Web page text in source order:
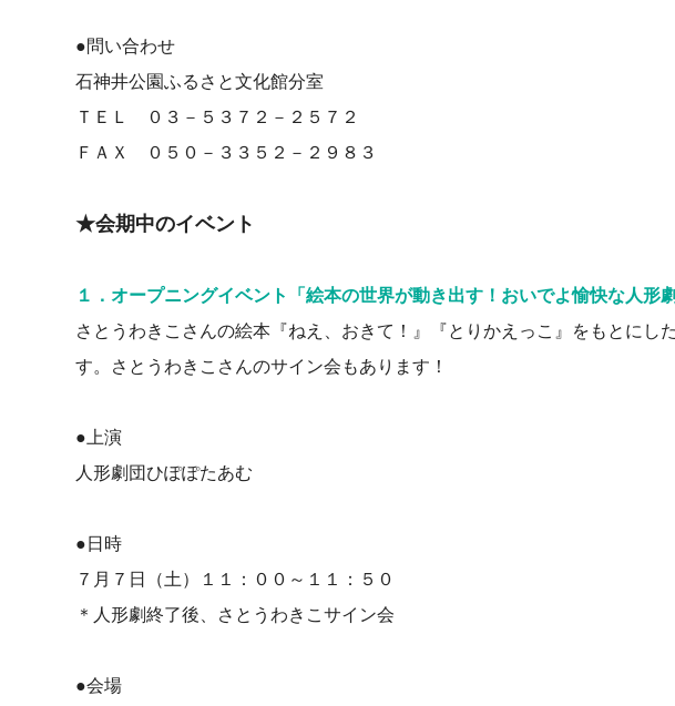
●問い合わせ
石神井公園ふるさと文化館分室
ＴＥＬ ０３－５３７２－２５７２
ＦＡＸ ０５０－３３５２－２９８３
★会期中のイベント
１．オープニングイベント「絵本の世界が動き出す！おいでよ愉快な人形
さとうわきこさんの絵本『ねえ、おきて！』『とりかえっこ』をもとにし
す。さとうわきこさんのサイン会もあります！
●上演
人形劇団ひぽぽたあむ
●日時
７月７日（土）１１：００～１１：５０
＊人形劇終了後、さとうわきこサイン会
●会場